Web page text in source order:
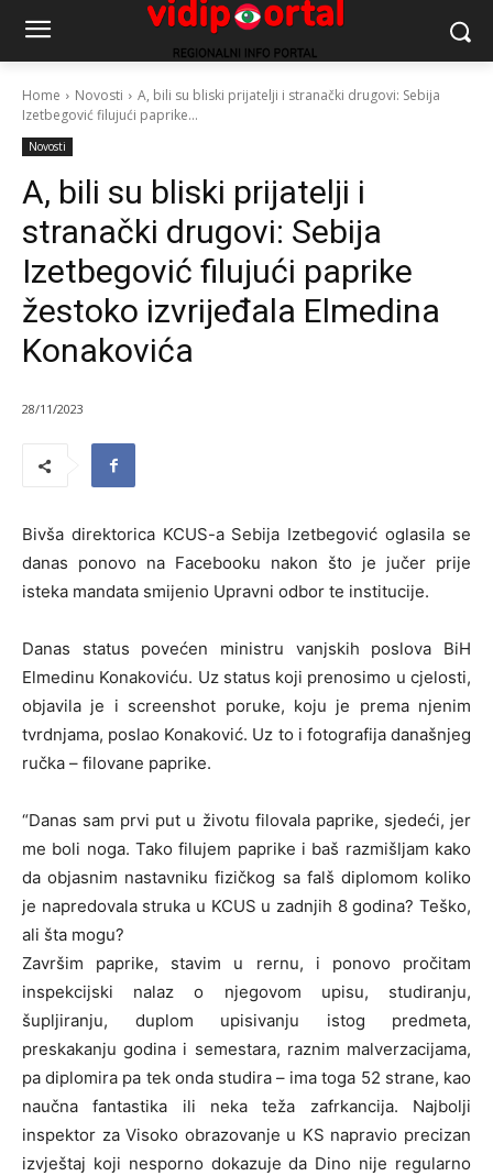
Home Novosti
A, bili su bliski prijatelji i stranački drugovi: Sebija
Izetbegović filujući paprike...
Novosti
A, bili su bliski prijatelji i
stranački drugovi: Sebija
Izetbegović filujući paprike
žestoko izvrijeđala Elmedina
Konakovića
28/11/2023
Bivša direktorica KCUS-a Sebija Izetbegović oglasila se
danas ponovo na Facebooku nakon što je jučer prije
isteka mandata smijenio Upravni odbor te institucije.
Danas status povećen ministru vanjskih poslova BiH
Elmedinu Konakoviću. Uz status koji prenosimo u cjelosti,
objavila je i screenshot poruke, koju je prema njenim
tvrdnjama, poslao Konaković. Uz to i fotografija današnjeg
ručka – filovane paprike.
“Danas sam prvi put u životu filovala paprike, sjedeći, jer
me boli noga. Tako filujem paprike i baš razmišljam kako
da objasnim nastavniku fizičkog sa falš diplomom koliko
je napredovala struka u KCUS u zadnjih 8 godina? Teško,
ali šta mogu?
Završim paprike, stavim u rernu, i ponovo pročitam
inspekcijski nalaz o njegovom upisu, studiranju,
šupljiranju, duplom upisivanju istog predmeta,
preskakanju godina i semestara, raznim malverzacijama,
pa diplomira pa tek onda studira – ima toga 52 strane, kao
naučna fantastika ili neka teža zafrkancija. Najbolji
inspektor za Visoko obrazovanje u KS napravio precizan
izvještaj koji nesporno dokazuje da Dino nije regularno